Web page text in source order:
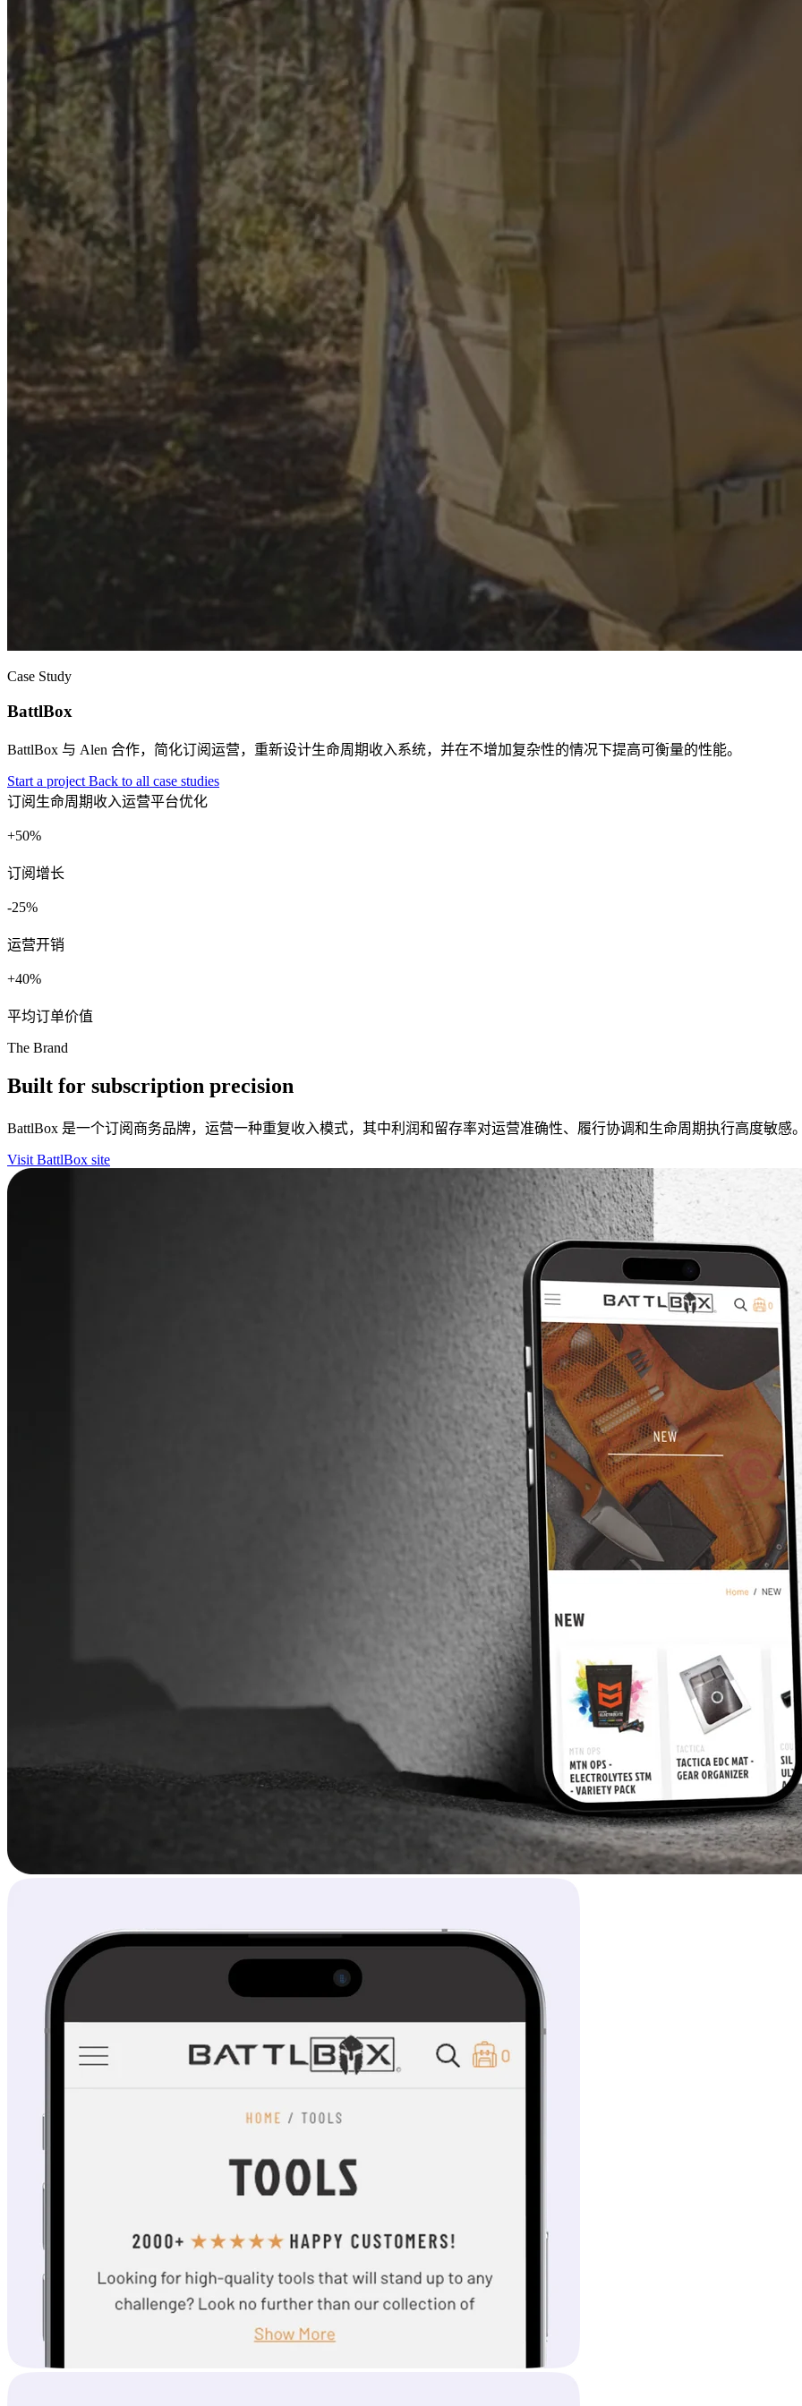
Case Study
BattlBox
BattlBox 与 Alen 合作，简化订阅运营，重新设计生命周期收入系统，并在不增加复杂性的情况下提高可衡量的性能。
Start a projectBack to all case studies
订阅 生命周期收入运营平台优化
+ %
订阅增长
%
运营开销
+ %
平均订单价值
The Brand
Built for subscription precision
BattlBox 是一个订阅商务品牌，运营一种重复收入模式，其中利润和留存率对运营准确性、履行协调和生命周期执行高度敏感
Visit BattlBox site